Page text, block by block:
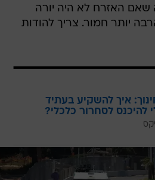
איך להשקיע בעתיד
להיכנס לסחרור כלכלי?